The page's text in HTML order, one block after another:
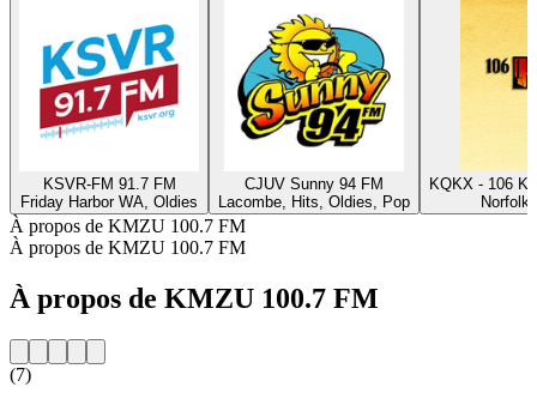
KSVR-FM 91.7 FM
Friday Harbor WA, Oldies
CJUV Sunny 94 FM
Lacombe, Hits, Oldies, Pop
KQKX - 106
Norfolk
À propos de KMZU 100.7 FM
À propos de KMZU 100.7 FM
À propos de KMZU 100.7 FM
(7)